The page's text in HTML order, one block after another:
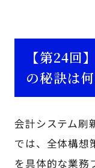
【第24回
の秘訣は
会計システム刷
では、全体構想
を具体的な業務